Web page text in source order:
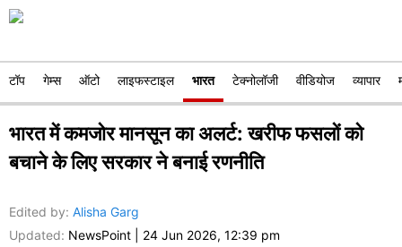
टॉप गेम्स ऑटो लाइफस्टाइल भारत टेक्नोलॉजी वीडियोज व्यापार
भारत में कमजोर मानसून का अलर्ट: खरीफ फसलों को
बचाने के लिए सरकार ने बनाई रणनीति
Edited by: Alisha Garg
Updated: NewsPoint 24 Jun 2026, 12:39 pm